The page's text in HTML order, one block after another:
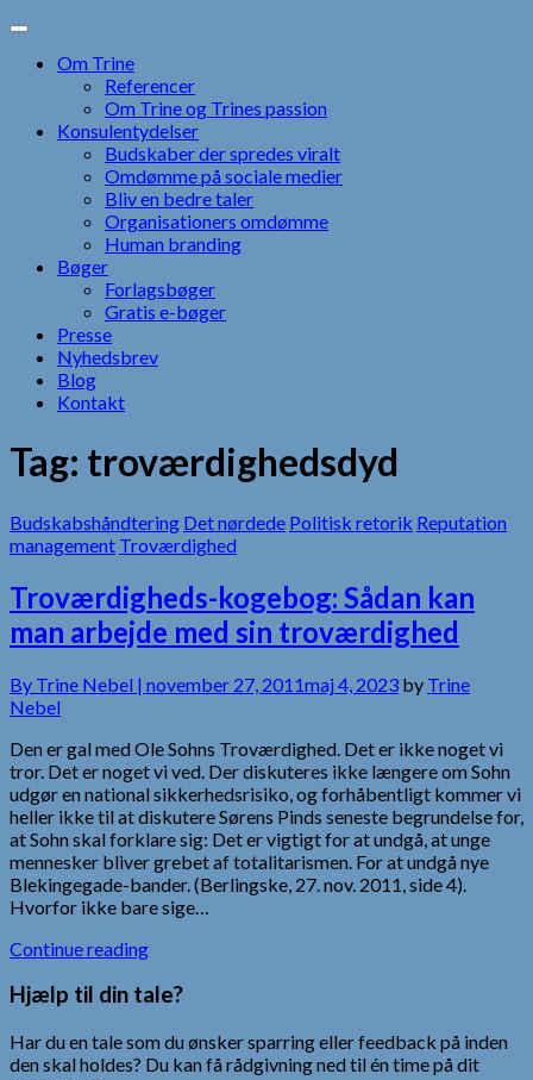
Skip
contentOm Trine
Referencer
Om Trine og Trines passion
Konsulentydelser
Budskaber der spredes viralt
Omdømme på sociale medier
Bliv en bedre taler
Organisationers omdømme
Human branding
Bøger
Forlagsbøger
Gratis e-bøger
Presse
Nyhedsbrev
Blog
Kontakt
Tag: troværdighedsdyd
Budskabshåndtering Det nørdede Politisk retorik Reputation
management Troværdighed
Troværdigheds-kogebog: Sådan kan
man arbejde med sin troværdighed
By Trine Nebel | november 27, 2011maj 4, 2023 by Trine
Nebel
Den er gal med Ole Sohns Troværdighed. Det er ikke noget vi
tror. Det er noget vi ved. Der diskuteres ikke længere om Sohn
udgør en national sikkerhedsrisiko, og forhåbentligt kommer vi
heller ikke til at diskutere Sørens Pinds seneste begrundelse for,
at Sohn skal forklare sig: Det er vigtigt for at undgå, at unge
mennesker bliver grebet af totalitarismen. For at undgå nye
Blekingegade-bander. (Berlingske, 27. nov. 2011, side 4).
Hvorfor ikke bare sige…
Continue reading
Hjælp til din tale?
Har du en tale som du ønsker sparring eller feedback på inden
den skal holdes? Du kan få rådgivning ned til én time på dit